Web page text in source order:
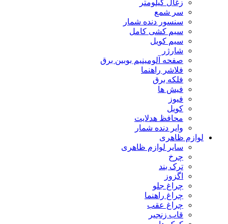
زغال کیلومتر
سر شمع
سنسور دنده شمار
سیم کشی کامل
سیم کویل
شارژر
صفحه آلومینیم بوبین برق
فلاشر راهنما
فلکه برق
فیش ها
فیوز
کویل
محافظ هدلایت
وایر دنده شمار
لوازم ظاهری
سایر لوازم ظاهری
چرخ
ترک بند
اگزوز
چراغ جلو
چراغ راهنما
چراغ عقب
قاب زنجیر